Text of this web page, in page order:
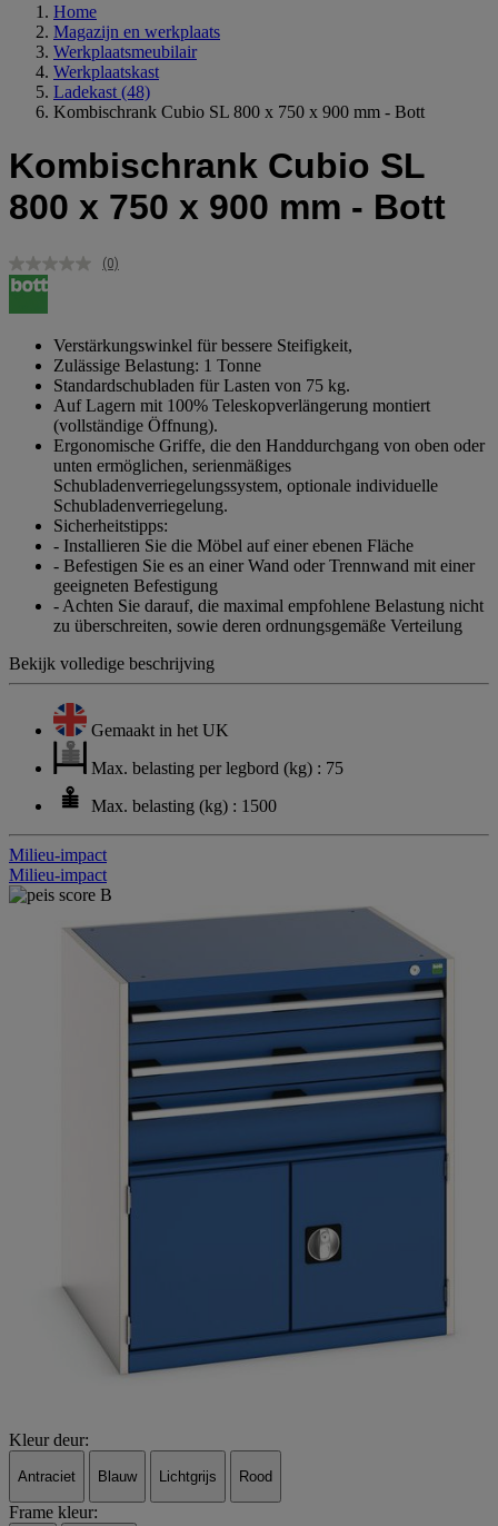
Home
Magazijn en werkplaats
Werkplaatsmeubilair
Werkplaatskast
Ladekast (48)
Kombischrank Cubio SL 800 x 750 x 900 mm - Bott
Kombischrank Cubio SL
800 x 750 x 900 mm - Bott
Geen
(0)
Verstärkungswinkel für bessere Steifigkeit,
Zulässige Belastung: 1 Tonne
Standardschubladen für Lasten von 75 kg.
Auf Lagern mit 100% Teleskopverlängerung montiert
(vollständige Öffnung).
Ergonomische Griffe, die den Handdurchgang von oben oder
unten ermöglichen, serienmäßiges
Schubladenverriegelungssystem, optionale individuelle
Schubladenverriegelung.
Sicherheitstipps:
- Installieren Sie die Möbel auf einer ebenen Fläche
- Befestigen Sie es an einer Wand oder Trennwand mit einer
geeigneten Befestigung
- Achten Sie darauf, die maximal empfohlene Belastung nicht
zu überschreiten, sowie deren ordnungsgemäße Verteilung
Bekijk volledige beschrijving
Gemaakt in het UK
Max. belasting per legbord (kg) : 75
Max. belasting (kg) : 1500
Milieu-impact
Milieu-impact
Kleur deur:
Antraciet Blauw Lichtgrijs Rood
Frame kleur: